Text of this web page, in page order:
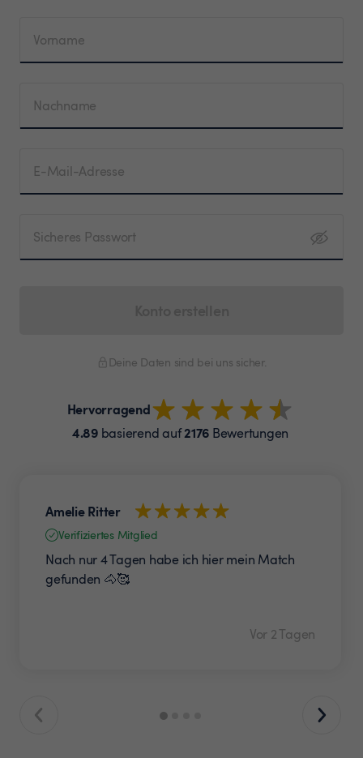
Vorname
Nachname
E-Mail-Adresse
Sicheres Passwort
Deine Daten sind bei uns sicher.
Hervorragend
4.89basierend auf2176 Bewertungen
Amelie Ritter
Verifiziertes Mitglied
Nach nur 4 Tagen habe ich hier mein Match
gefunden 🐴🥰
Vor 2 Tagen